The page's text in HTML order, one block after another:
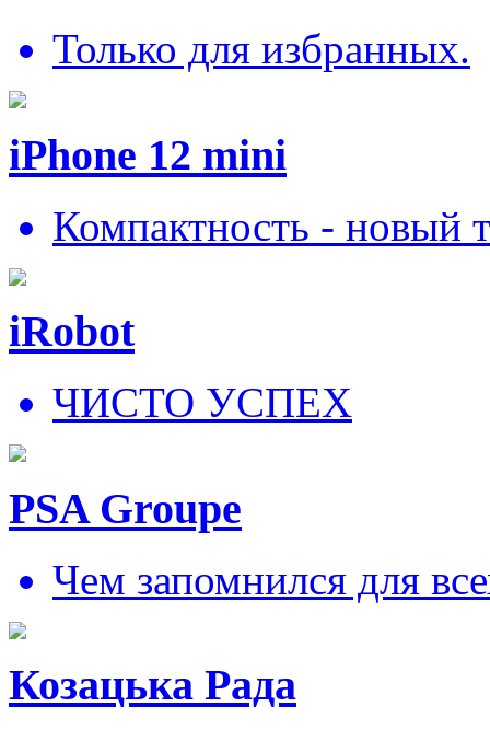
Только для избранных.
iPhone 12 mini
Компактность - новый
iRobot
ЧИСТО УСПЕХ
PSA Groupe
Чем запомнился для
Козацька Рада